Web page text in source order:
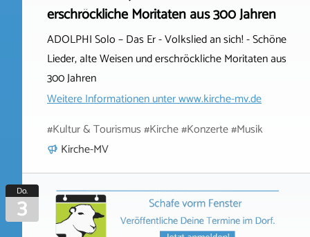
erschröckliche Moritaten aus 300 Jahren
ADOLPHI Solo – Das Er - Volkslied an sich! - Schöne
Lieder, alte Weisen und erschröckliche Moritaten aus
300 Jahren
Weitere Informationen unterwww.kirche-mv.de
#Kultur & Tourismus #Kirche #Konzerte #Musik
Kirche-MV
Do.
3